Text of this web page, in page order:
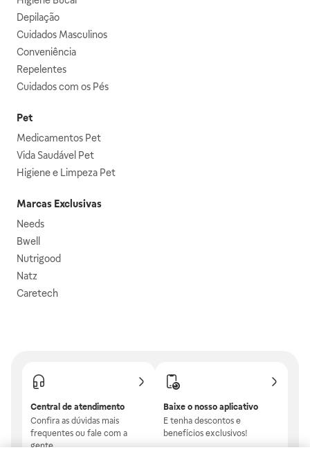
Depilação
Cuidados Masculinos
Conveniência
Repelentes
Cuidados com os Pés
Pet
Medicamentos Pet
Vida Saudável Pet
Higiene e Limpeza Pet
Marcas Exclusivas
Needs
Bwell
Nutrigood
Natz
Caretech
Central de atendimento
Confira as dúvidas mais
frequentes ou fale com a
gente.
Baixe o nosso aplicativo
E tenha descontos e
benefícios exclusivos!